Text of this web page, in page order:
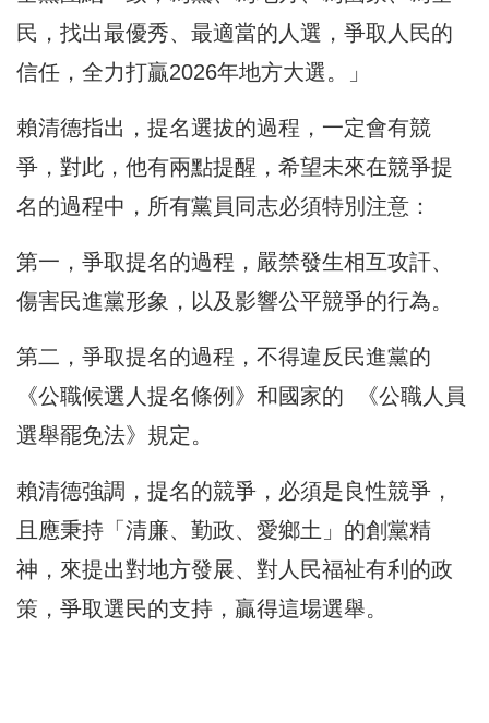
民，找出最優秀、最適當的人選，爭取人民的
信任，全力打贏2026年地方大選。」
賴清德指出，提名選拔的過程，一定會有競
爭，對此，他有兩點提醒，希望未來在競爭提
名的過程中，所有黨員同志必須特別注意：
第一，爭取提名的過程，嚴禁發生相互攻訐、
傷害民進黨形象，以及影響公平競爭的行為。
第二，爭取提名的過程，不得違反民進黨的
《公職候選人提名條例》和國家的 《公職人員
選舉罷免法》規定。
賴清德強調，提名的競爭，必須是良性競爭，
且應秉持「清廉、勤政、愛鄉土」的創黨精
神，來提出對地方發展、對人民福祉有利的政
策，爭取選民的支持，贏得這場選舉。